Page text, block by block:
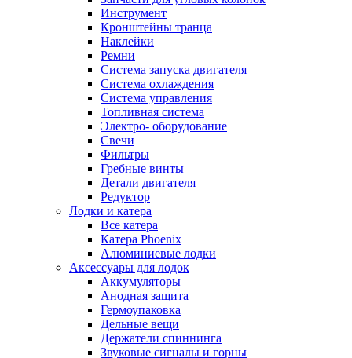
Инструмент
Кронштейны транца
Наклейки
Ремни
Система запуска двигателя
Система охлаждения
Система управления
Топливная система
Электро- оборудование
Свечи
Фильтры
Гребные винты
Детали двигателя
Редуктор
Лодки и катера
Все катера
Катера Phoenix
Алюминиевые лодки
Аксессуары для лодок
Аккумуляторы
Анодная защита
Гермоупаковка
Дельные вещи
Держатели спиннинга
Звуковые сигналы и горны